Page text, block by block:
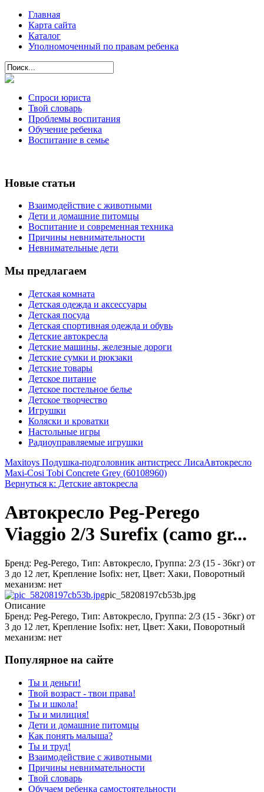
Главная
Карта сайта
Каталог
Уполномоченный по правам ребенка
Спроси юриста
Твой словарь
Проблемы воспитания
Обучение ребенка
Воспитание в семье
Новые статьи
Взаимодействие с животными
Дети и домашние питомцы
Воспитание и современная техника
Причины невнимательности
Невнимательные дети
Мы предлагаем
Детская комната
Детская одежда и аксессуары
Детская посуда
Детская спортивная одежда и обувь
Детские автокресла
Детские машины, железные дороги
Детские сумки и рюкзаки
Детские товары
Детское питание
Детское постельное белье
Детское творчество
Игрушки
Коляски и кроватки
Настольные игры
Радиоуправляемые игрушки
Maxitoys Подушка-подголовник антистресс ЛисаАвтокресло
Maxi-Cosi Tobi Concrete Grey (60108960)
Вернуться к: Детские автокресла
Автокресло Peg-Perego
Viaggio 2/3 Surefix (camo gr...
Бренд: Peg-Perego, Тип: Автокресло, Группа: 2/3 (15 - 36кг) от
3 до 12 лет, Крепление Isofix: нет, Цвет: Хаки, Поворотный
механизм: нет
pic_58208197cb53b.jpg
Описание
Бренд: Peg-Perego, Тип: Автокресло, Группа: 2/3 (15 - 36кг) от
3 до 12 лет, Крепление Isofix: нет, Цвет: Хаки, Поворотный
механизм: нет
Популярное на сайте
Ты и деньги!
Твой возраст - твои права!
Ты и школа!
Ты и милиция!
Дети и домашние питомцы
Как понять малыша?
Ты и труд!
Взаимодействие с животными
Причины невнимательности
Твой словарь
Обучаем ребенка самостоятельности